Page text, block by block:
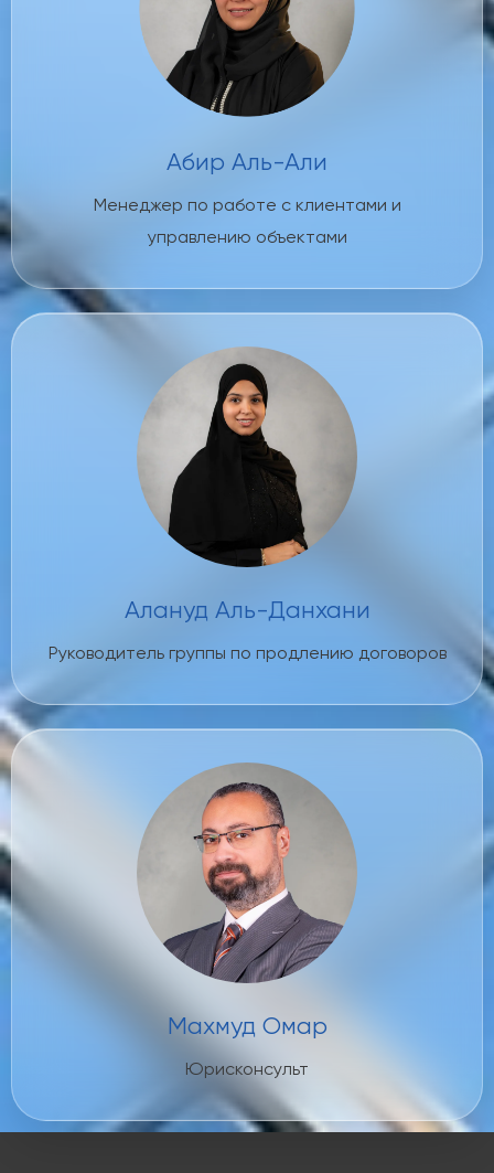
Абир Аль-Али
Менеджер по работе с клиентами и
управлению объектами
Алануд Аль-Данхани
Руководитель группы по продлению договоров
Махмуд Омар
Юрисконсульт